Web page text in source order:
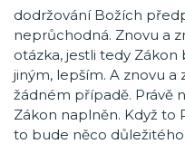
dodržování Božích
neprůchodná. Znovu a
otázka, jestli tedy Zákon
jiným, lepším. A znovu a
žádném případě. Právě
Zákon naplněn. Když to
to bude něco